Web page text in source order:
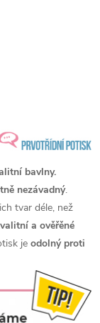
bavlny.
nezávadný.
tvar déle, než
a ověřěné
je odolný proti